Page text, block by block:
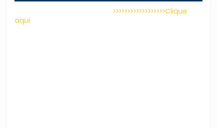
>>>>>>>>>>>>>>>>>>Clique
aqui